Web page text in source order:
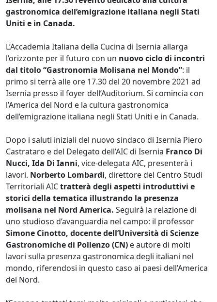
gastronomica dell’emigrazione italiana negli Stati
Uniti e in Canada.
L’Accademia Italiana della Cucina di Isernia allarga
l’orizzonte per il futuro con un nuovo ciclo di incontri
dal titolo“Gastronomia Molisana nel Mondo”: il
primo si terrà alle ore 17.30 del 20 novembre 2021 ad
Isernia presso il foyer dell’Auditorium. Si comincia con
l’America del Nord e la cultura gastronomica
dell’emigrazione italiana negli Stati Uniti e in Canada.
Dopo i saluti iniziali del nuovo sindaco di Isernia Piero
Castrataro e del Delegato dell’AIC di Isernia Franco Di
Nucci, Ida Di Ianni, vice-delegata AIC, presenterà i
lavori. Norberto Lombardi, direttore del Centro Studi
Territoriali AICtratterà degli aspetti introduttivi e
storici della tematica illustrando la presenza
molisana nel Nord America. Seguirà la relazione di
uno studioso d’avanguardia nel campo: il professor
Simone Cinotto, docente dell’Università di Scienze
Gastronomiche di Pollenzo (CN) e autore di molti
lavori sulla presenza gastronomica degli italiani nel
mondo, riferendosi in questo caso ai paesi dell’America
del Nord.